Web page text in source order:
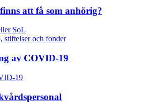
att få som anhörig?
SoL
stiftelser och fonder
av COVID-19
19